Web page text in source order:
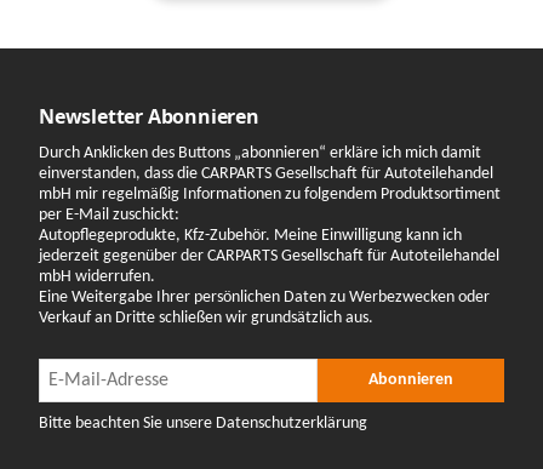
Newsletter Abonnieren
Durch Anklicken des Buttons „abonnieren“ erkläre ich mich damit
einverstanden, dass die CARPARTS Gesellschaft für Autoteilehandel
mbH mir regelmäßig Informationen zu folgendem Produktsortiment
per E-Mail zuschickt:
Autopflegeprodukte, Kfz-Zubehör. Meine Einwilligung kann ich
jederzeit gegenüber der CARPARTS Gesellschaft für Autoteilehandel
mbH widerrufen.
Eine Weitergabe Ihrer persönlichen Daten zu Werbezwecken oder
Verkauf an Dritte schließen wir grundsätzlich aus.
Newsletter Abonnieren Abonnieren
Bitte beachten Sie unsere Datenschutzerklärung